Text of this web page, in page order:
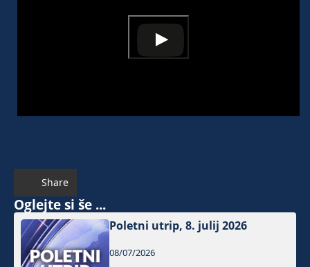
Share
Oglejte si še ...
Poletni utrip, 8. julij 2026
08/07/2026